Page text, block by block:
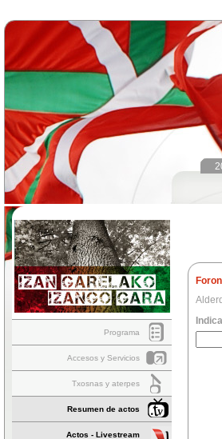
Programa
Accesos y Servicios
Txosnas y aterpes
Resumen de actos
Actos - Livestream